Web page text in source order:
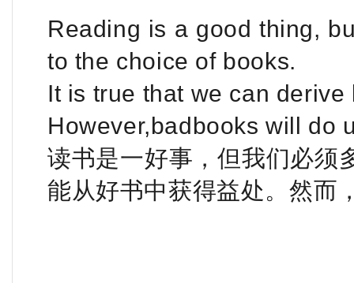
Reading is a good thing,
to the choice of books.
It is true that we can
However,badbooks will do
读书是一好事，但我们必须
能从好书中获得益处。然而